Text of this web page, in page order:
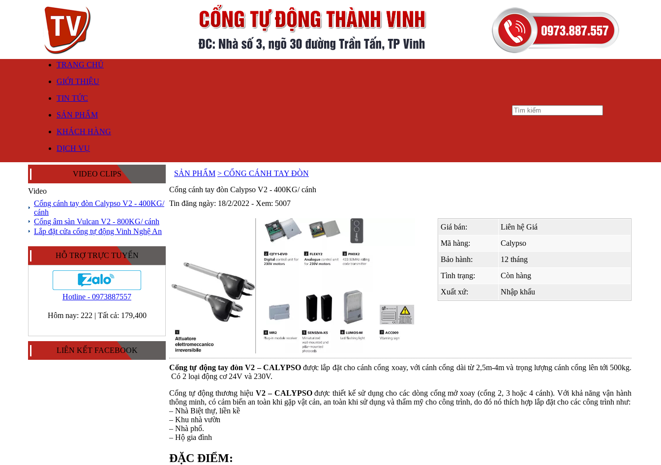
TRANG CHỦ
GIỚI THIỆU
TIN TỨC
SẢN PHẨM
KHÁCH HÀNG
DỊCH VỤ
VIDEO CLIPS
Video
Cổng cánh tay đòn Calypso V2 - 400KG/
cánh
Cổng âm sàn Vulcan V2 - 800KG/ cánh
Lắp đặt cửa cổng tự động Vinh Nghệ An
HỖ TRỢ TRỰC TUYẾN
Hotline - 0973887557
Hôm nay: 222 | Tất cả: 179,400
LIÊN KẾT FACEBOOK
SẢN PHẨM > CỔNG CÁNH TAY ĐÒN
Cổng cánh tay đòn Calypso V2 - 400KG/ cánh
Tin đăng ngày: 18/2/2022 - Xem: 5007
Giá bán:
Liên hệ Giá
Mã hàng:
Calypso
Bảo hành:
12 tháng
Tình trạng:
Còn hàng
Xuất xứ:
Nhập khẩu
Cổng tự động tay đòn V2 – CALYPSO được lắp đặt cho cánh cổng xoay, với cánh cổng dài từ 2,5m-4m và trọng lượng cánh cổng lên tới 500kg.
Có 2 loại động cơ 24V và 230V.
Cổng tự động thương hiệu V2 – CALYPSOđược thiết kế sử dụng cho các dòng cổng mở xoay (cổng 2, 3 hoặc 4 cánh). Với khả năng vận hành
thông minh, có cảm biến an toàn khi gặp vật cản, an toàn khi sử dụng và thẩm mỹ cho công trình, do đó nó thích hợp lắp đặt cho các công trình như:
– Nhà Biệt thự, liền kề
– Khu nhà vườn
– Nhà phố.
– Hộ gia đình
ĐẶC ĐIỂM: